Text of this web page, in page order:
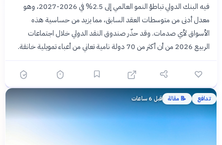
فيه البنك الدولي تباطؤ النمو العالمي إلى 2.5% في 2026-2027، وهو
معدل أدنى من متوسطات العقد السابق، مما يزيد من حساسية هذه
الأسواق لأي صدمات. وقد حذّر صندوق النقد الدولي خلال اجتماعات
الربيع 2026 من أن أكثر من 70 دولة نامية تعاني من أعباء تمويلية خانقة.
تدافع 📝 مقالة قبل 6 ساعات